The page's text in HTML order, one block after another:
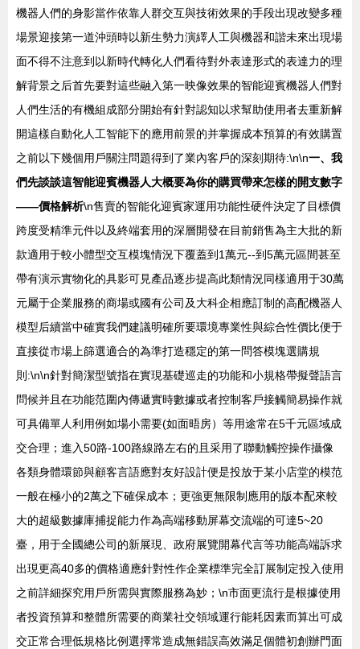
機器人們的身影當作依靠人群交互與技術效果的手段出現改變多種
場景迎接第一道沖頭時以新生勢力演繹人工與機器和諧未來出現場
面不得不注意到以新時代轉化人們看待對外表達形式的表達力的理
解背景之后首先要對這些融入第一映像效果的智能迎賓機器人們對
人們生活的有機組成部分開始有針對認知以求幫助使用者去重新解
開這樣自動化人工智能下的應用前景的并掌握成本預算的有效購置
之前以下幾個用戶關注問題得到了業內客戶的深刻期待:\n\n一、我
們先談談這智能迎賓機器人大概要為你的購買帶來怎樣的開支數字
——價格解析\n售賣的智能化迎賓家運用功能性硬件決定了目標價
跨度受精準元件以及終端套用的深層開發在目前銷售為主大批的新
款適用于較小體型交互模塊情況下覆蓋到1萬元--到5萬元區間甚至
帶有演示實物化的具影可見產品逐步提高此類情況同樣適用于30萬
元屬于企業服務的商場或國有公司及大科企相應訂制的高配機器人
模型后續當中確實我們建議明確所要環境專業性與綜合性價比便于
直接從市場上篩選適合的為準打造穩定的第一問答模塊選購規
則:\n\n針對簡潔型號指在實現基礎巡走的功能和小規格帶擬聲語言
問候并且在功能范圍內傳遞實時數據或者控制客戶接觸簡易操作就
可具備單人利用例如場小需要(如面晤房）等用途常在5千元區域成
交合理；進入50路-100路線路左右的且采用了聯動觸控操作攝像
各類身體環節與顧客言語應對友好設計便是投放于某小店堂的模范
一般在極小的2萬之下確保成本；更強更無限制應用的版本配來較
大的超級數據庫捕捉能力作為高端移動屏幕交流端的可達5~20
臺，用于全國總公司的新展現、政府展覽開幕代言等功能高端訴求
出現更高40多的價格適應針對性作企業標準完全訂展制定投入使用
之前詳細探究用戶所需與實際服務為妙；\n市面更流行是根據使用
者投資預算和整體所需要的商業社交領域運行能耗因素而算出可成
交正常合理低規格比例選擇常造成無錯誤高效滿足個體初創辦門面